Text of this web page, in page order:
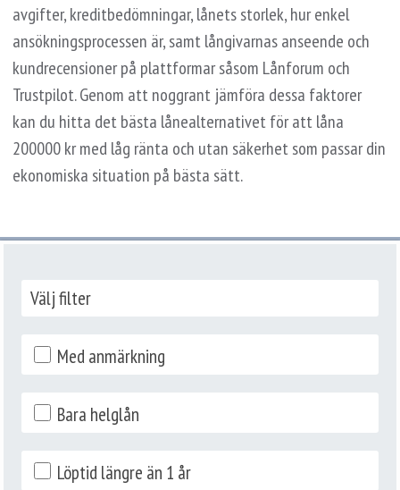
avgifter, kreditbedömningar, lånets storlek, hur enkel
ansökningsprocessen är, samt långivarnas anseende och
kundrecensioner på plattformar såsom Lånforum och
Trustpilot. Genom att noggrant jämföra dessa faktorer
kan du hitta det bästa lånealternativet för att låna
200000 kr med låg ränta och utan säkerhet som passar din
ekonomiska situation på bästa sätt.
Välj filter
Med anmärkning
Bara helglån
Löptid längre än 1 år